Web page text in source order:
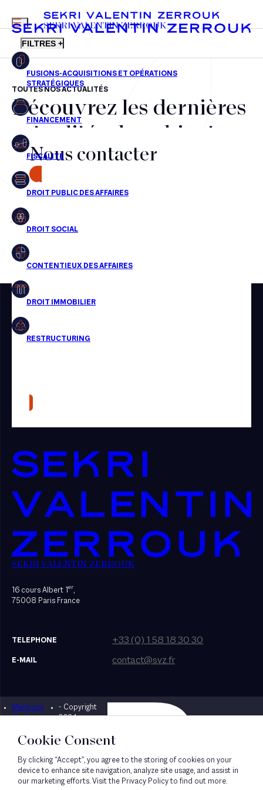
FR EN
MENU
SEKRI VALENTIN ZERROUK
FILTRES +
Fusions-acquisitions et opérations stratégiques
Financement
Fiscalité
Droit public des affaires
Droit social
Droit immobilier
Restructuring
Presse
TOUTES NOS ACTUALITÉS
Découvrez les dernières
actualités du cabinet,
nos récompenses et nos
transactions, jour après
jour
Aucun résultats pour cette recherche
Nous contacter
SEKRI VALENTIN ZERROUK
16 cours Albert 1er,
75008 Paris France
TELEPHONE +33 (0) 1 58 18 30 30
E-MAIL contact@svz.fr
Mentions
légales
- Copyright
2024
Designed by Bonhomme
Cookie Consent
By clicking “Accept”, you agree to the storing of cookies on your
device to enhance site navigation, analyze site usage, and assist in
our marketing efforts. Visit the Privacy Policy to find out more.